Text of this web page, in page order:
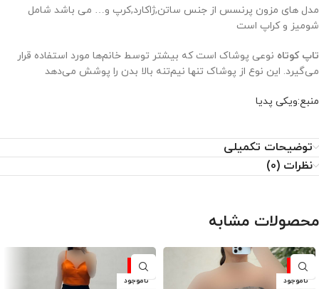
مدل های مزون پرنسس از جنس ساتن,ژاکارد,کرپ و… می باشد شامل
شومیز و کراپ است
تاپ کوتاه نوعی پوشاک است که بیشتر توسط خانم‌ها مورد استفاده قرار
می‌گیرد. این نوع از پوشاک تنها نیم‌تنه بالا بدن را پوشش می‌دهد
منبع:ویکی پدیا
توضیحات تکمیلی
نظرات (0)
محصولات مشابه
-10%
ناموجود
-10%
ناموجود